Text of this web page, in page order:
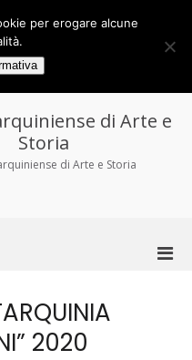
Tarquinia (VT)
tarquiniense@gmail.com
di Arte e
Storia
di Arte e Storia
2020
per erogare alcune